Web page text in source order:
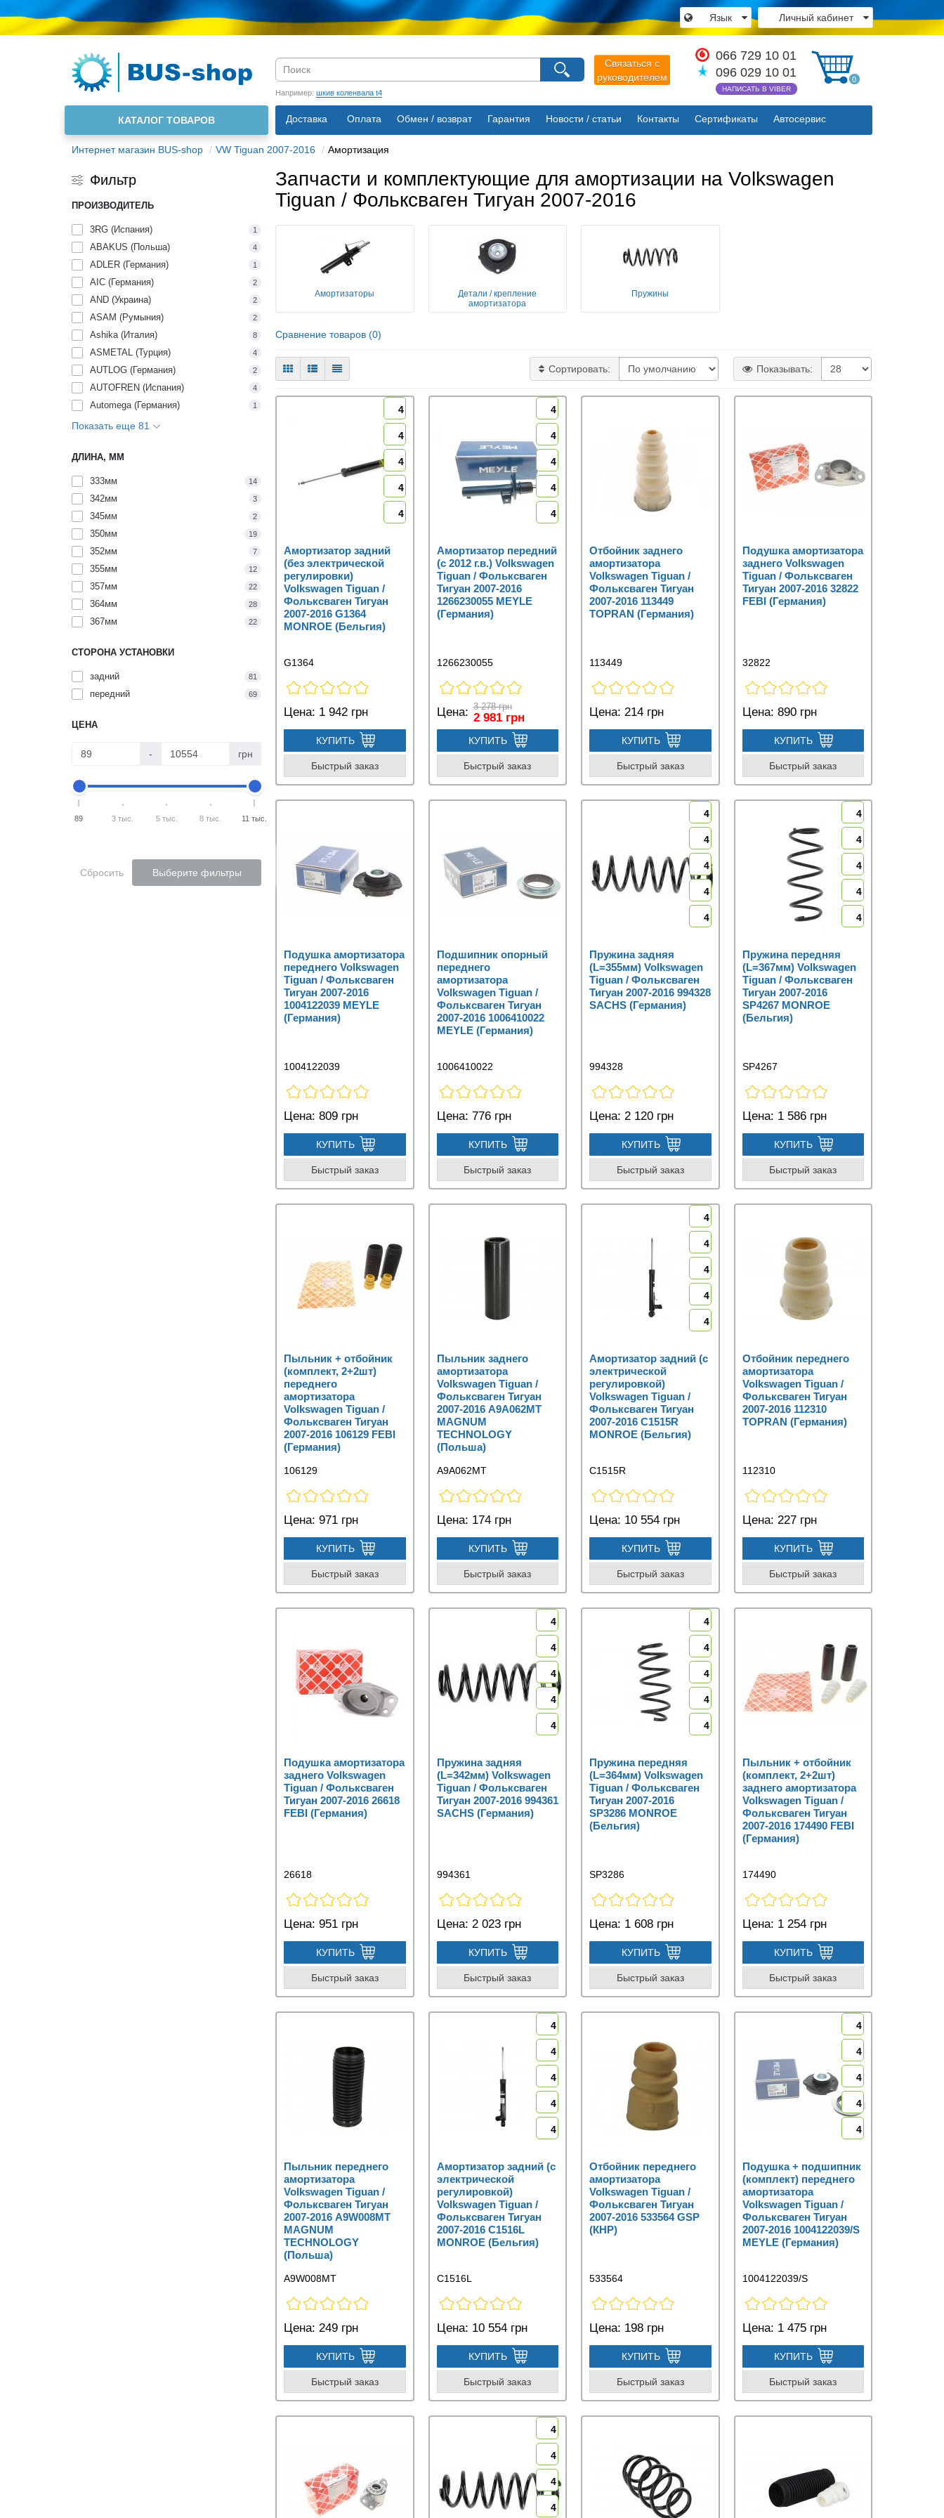
Личный кабинет
Язык
Связаться с
руководителем
066 729 10 01
096 029 10 01
НАПИСАТЬ В VIBER
0
Например: шкив коленвала t4
Доставка Оплата Обмен / возврат Гарантия Новости / статьи Контакты Сертификаты Автосервис
О нас
КАТАЛОГ ТОВАРОВ
Интернет магазин BUS-shop VW Tiguan 2007-2016 Амортизация
Фильтр
ПРОИЗВОДИТЕЛЬ
3RG (Испания) 1
ABAKUS (Польша) 4
ADLER (Германия) 1
AIC (Германия) 2
AND (Украина) 2
ASAM (Румыния) 2
Ashika (Италия) 8
ASMETAL (Турция) 4
AUTLOG (Германия) 2
AUTOFREN (Испания) 4
Automega (Германия) 1
Показать еще 81
ДЛИНА, ММ
333мм 14
342мм 3
345мм 2
350мм 19
352мм 7
355мм 12
357мм 22
364мм 28
367мм 22
СТОРОНА УСТАНОВКИ
задний 81
передний 69
ЦЕНА
- грн
89 3 тыс. 5 тыс. 8 тыс. 11 тыс.
Сбросить Выберите фильтры
×
Закрыть
Запчасти и комплектующие для амортизации на Volkswagen
Tiguan / Фольксваген Тигуан 2007-2016
Амортизаторы
Детали / крепление
амортизатора
Пружины
Сравнение товаров (0)
Сортировать: Показывать:
4
4
4
4
4
Амортизатор задний
(без электрической
регулировки)
Volkswagen Tiguan /
Фольксваген Тигуан
2007-2016 G1364
MONROE (Бельгия)
G1364
Цена: 1 942 грн
КУПИТЬ
Быстрый заказ
4
4
4
4
4
Амортизатор передний
(с 2012 г.в.) Volkswagen
Tiguan / Фольксваген
Тигуан 2007-2016
1266230055 MEYLE
(Германия)
1266230055
Цена: 3 278 грн
2 981 грн
КУПИТЬ
Быстрый заказ
Отбойник заднего
амортизатора
Volkswagen Tiguan /
Фольксваген Тигуан
2007-2016 113449
TOPRAN (Германия)
113449
Цена: 214 грн
КУПИТЬ
Быстрый заказ
Подушка амортизатора
заднего Volkswagen
Tiguan / Фольксваген
Тигуан 2007-2016 32822
FEBI (Германия)
32822
Цена: 890 грн
КУПИТЬ
Быстрый заказ
Подушка амортизатора
переднего Volkswagen
Tiguan / Фольксваген
Тигуан 2007-2016
1004122039 MEYLE
(Германия)
1004122039
Цена: 809 грн
КУПИТЬ
Быстрый заказ
Подшипник опорный
переднего
амортизатора
Volkswagen Tiguan /
Фольксваген Тигуан
2007-2016 1006410022
MEYLE (Германия)
1006410022
Цена: 776 грн
КУПИТЬ
Быстрый заказ
4
4
4
4
4
Пружина задняя
(L=355мм) Volkswagen
Tiguan / Фольксваген
Тигуан 2007-2016 994328
SACHS (Германия)
994328
Цена: 2 120 грн
КУПИТЬ
Быстрый заказ
4
4
4
4
4
Пружина передняя
(L=367мм) Volkswagen
Tiguan / Фольксваген
Тигуан 2007-2016
SP4267 MONROE
(Бельгия)
SP4267
Цена: 1 586 грн
КУПИТЬ
Быстрый заказ
Пыльник + отбойник
(комплект, 2+2шт)
переднего
амортизатора
Volkswagen Tiguan /
Фольксваген Тигуан
2007-2016 106129 FEBI
(Германия)
106129
Цена: 971 грн
КУПИТЬ
Быстрый заказ
Пыльник заднего
амортизатора
Volkswagen Tiguan /
Фольксваген Тигуан
2007-2016 A9A062MT
MAGNUM
TECHNOLOGY
(Польша)
A9A062MT
Цена: 174 грн
КУПИТЬ
Быстрый заказ
4
4
4
4
4
Амортизатор задний (с
электрической
регулировкой)
Volkswagen Tiguan /
Фольксваген Тигуан
2007-2016 C1515R
MONROE (Бельгия)
C1515R
Цена: 10 554 грн
КУПИТЬ
Быстрый заказ
Отбойник переднего
амортизатора
Volkswagen Tiguan /
Фольксваген Тигуан
2007-2016 112310
TOPRAN (Германия)
112310
Цена: 227 грн
КУПИТЬ
Быстрый заказ
Подушка амортизатора
заднего Volkswagen
Tiguan / Фольксваген
Тигуан 2007-2016 26618
FEBI (Германия)
26618
Цена: 951 грн
КУПИТЬ
Быстрый заказ
4
4
4
4
4
Пружина задняя
(L=342мм) Volkswagen
Tiguan / Фольксваген
Тигуан 2007-2016 994361
SACHS (Германия)
994361
Цена: 2 023 грн
КУПИТЬ
Быстрый заказ
4
4
4
4
4
Пружина передняя
(L=364мм) Volkswagen
Tiguan / Фольксваген
Тигуан 2007-2016
SP3286 MONROE
(Бельгия)
SP3286
Цена: 1 608 грн
КУПИТЬ
Быстрый заказ
Пыльник + отбойник
(комплект, 2+2шт)
заднего амортизатора
Volkswagen Tiguan /
Фольксваген Тигуан
2007-2016 174490 FEBI
(Германия)
174490
Цена: 1 254 грн
КУПИТЬ
Быстрый заказ
Пыльник переднего
амортизатора
Volkswagen Tiguan /
Фольксваген Тигуан
2007-2016 A9W008MT
MAGNUM
TECHNOLOGY
(Польша)
A9W008MT
Цена: 249 грн
КУПИТЬ
Быстрый заказ
4
4
4
4
4
Амортизатор задний (с
электрической
регулировкой)
Volkswagen Tiguan /
Фольксваген Тигуан
2007-2016 C1516L
MONROE (Бельгия)
C1516L
Цена: 10 554 грн
КУПИТЬ
Быстрый заказ
Отбойник переднего
амортизатора
Volkswagen Tiguan /
Фольксваген Тигуан
2007-2016 533564 GSP
(КНР)
533564
Цена: 198 грн
КУПИТЬ
Быстрый заказ
4
4
4
4
4
Подушка + подшипник
(комплект) переднего
амортизатора
Volkswagen Tiguan /
Фольксваген Тигуан
2007-2016 1004122039/S
MEYLE (Германия)
1004122039/S
Цена: 1 475 грн
КУПИТЬ
Быстрый заказ
4
4
4
4